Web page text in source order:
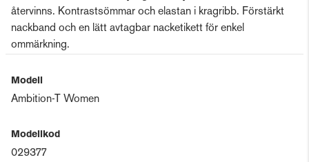
återvinns. Kontrastsömmar och elastan i kragribb. Förstärkt
nackband och en lätt avtagbar nacketikett för enkel
ommärkning.
Modell
Ambition-T Women
Modellkod
029377